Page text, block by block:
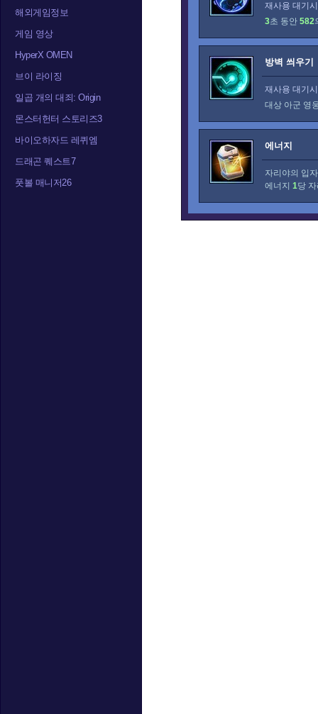
해외게임정보
게임 영상
HyperX OMEN
브이 라이징
일곱 개의 대죄: Origin
몬스터헌터 스토리즈3
바이오하자드 레퀴엠
드래곤 퀘스트7
풋볼 매니저26
재사용 대기
3초 동안 582
방벽 씌우기
재사용 대기
대상 아군 영
에너지
자리야의 입
에너지 1당